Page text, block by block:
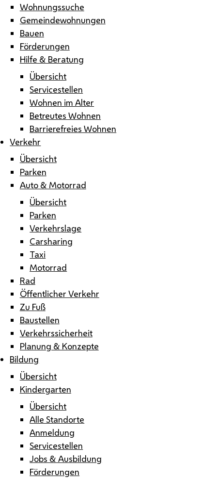
Wohnungssuche
Gemeindewohnungen
Bauen
Förderungen
Hilfe & Beratung
Übersicht
Servicestellen
Wohnen im Alter
Betreutes Wohnen
Barrierefreies Wohnen
Verkehr
Übersicht
Parken
Auto & Motorrad
Übersicht
Parken
Verkehrslage
Carsharing
Taxi
Motorrad
Rad
Öffentlicher Verkehr
Zu Fuß
Baustellen
Verkehrssicherheit
Planung & Konzepte
Bildung
Übersicht
Kindergarten
Übersicht
Alle Standorte
Anmeldung
Servicestellen
Jobs & Ausbildung
Förderungen